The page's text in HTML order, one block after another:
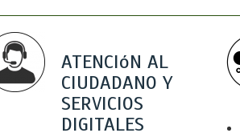
ATENCIóN AL
CIUDADANO Y
SERVICIOS
DIGITALES